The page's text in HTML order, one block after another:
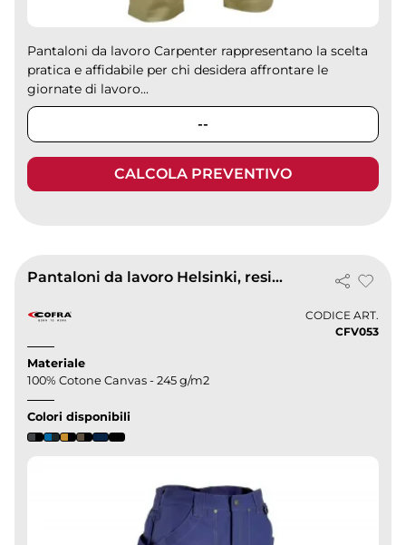
Pantaloni da lavoro Carpenter rappresentano la scelta
pratica e affidabile per chi desidera affrontare le
giornate di lavoro...
--
CALCOLA PREVENTIVO
Pantaloni da lavoro Helsinki, resistenti e multi-tasche
CODICE ART.
CFV053
Materiale
100% Cotone Canvas - 245 g/m2
Colori disponibili